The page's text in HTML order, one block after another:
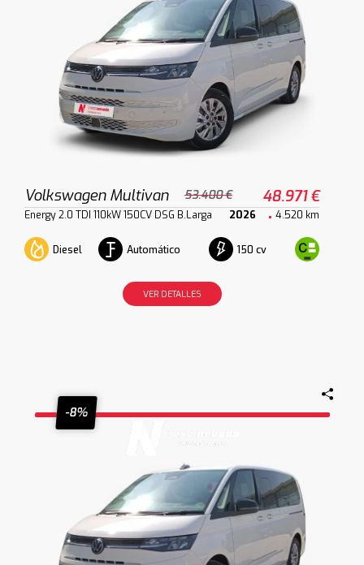
Volkswagen Multivan 53.400 € 48.971 €
Energy 2.0 TDI 110kW 150CV DSG B.Larga 2026 4.520 km
Diesel Automático 150 cv
VER DETALLES
-8%